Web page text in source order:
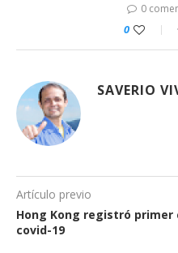
0
0
SAVERIO
Artículo previo
Hong Kong registró primer
covid-19